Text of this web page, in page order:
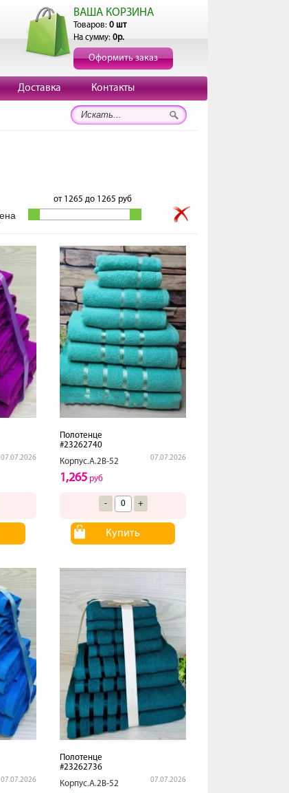
ВАША КОРЗИНА
Товаров: 0 шт
На сумму: 0р.
Оформить заказ
Доставка Контакты
от 1265 до 1265 руб
07.07.2026
Полотенце
#23262740
Корпус.А.2В-52
07.07.2026
1,265 руб
- +
Купить
07.07.2026
Полотенце
#23262736
Корпус.А.2В-52
07.07.2026